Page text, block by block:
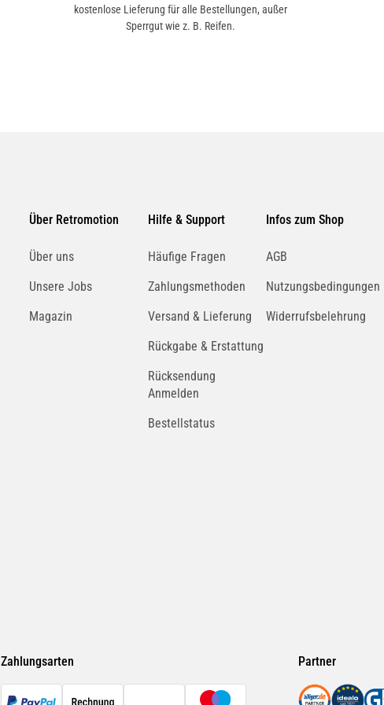
kostenlose Lieferung für alle Bestellungen, außer
Sperrgut wie z. B. Reifen.
Über Retromotion
Über uns
Unsere Jobs
Magazin
Hilfe & Support
Häufige Fragen
Zahlungsmethoden
Versand & Lieferung
Rückgabe & Erstattung
Rücksendung
Anmelden
Bestellstatus
Infos zum Shop
AGB
Nutzungsbedingungen
Widerrufsbelehrung
Zahlungsarten Partner